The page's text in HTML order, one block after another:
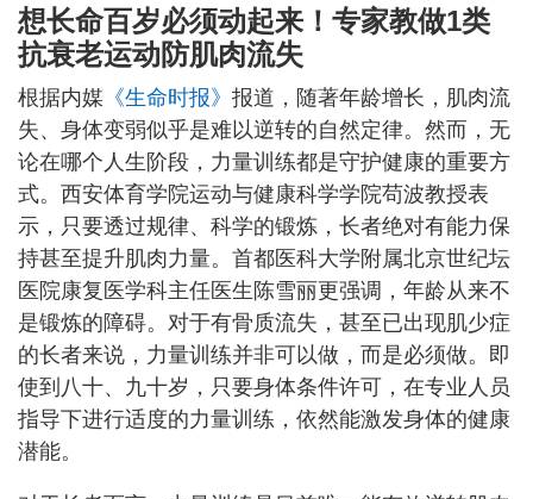
想长命百岁必须动起来！专家教做1类
抗衰老运动防肌肉流失
根据内媒 《生命时报》 报道，随著年龄增长，肌肉流
失、身体变弱似乎是难以逆转的自然定律。然而，无
论在哪个人生阶段，力量训练都是守护健康的重要方
式。西安体育学院运动与健康科学学院苟波教授表
示，只要透过规律、科学的锻炼，长者绝对有能力保
持甚至提升肌肉力量。首都医科大学附属北京世纪坛
医院康复医学科主任医生陈雪丽更强调，年龄从来不
是锻炼的障碍。对于有骨质流失，甚至已出现肌少症
的长者来说，力量训练并非可以做，而是必须做。即
使到八十、九十岁，只要身体条件许可，在专业人员
指导下进行适度的力量训练，依然能激发身体的健康
潜能。